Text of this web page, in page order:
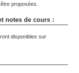
proposées.
notes de cours :
disponibles sur